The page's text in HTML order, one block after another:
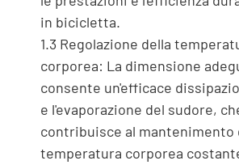
in bicicletta.
1.3 Regolazione della
corporea: La dimensione
consente un'efficace
e l'evaporazione del sudore,
contribuisce al mantenimento
temperatura corporea